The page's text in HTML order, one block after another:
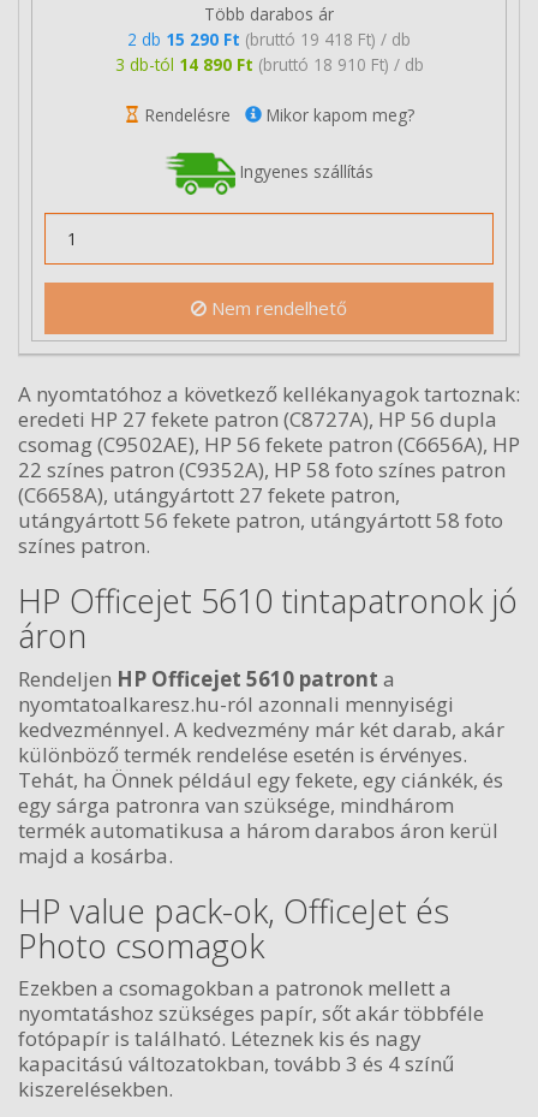
Több darabos ár
2 db 15 290 Ft (bruttó 19 418 Ft) / db
3 db-tól 14 890 Ft (bruttó 18 910 Ft) / db
Rendelésre Mikor kapom meg?
Ingyenes szállítás
Nem rendelhető
A nyomtatóhoz a következő kellékanyagok tartoznak:
eredeti HP 27 fekete patron (C8727A), HP 56 dupla
csomag (C9502AE), HP 56 fekete patron (C6656A), HP
22 színes patron (C9352A), HP 58 foto színes patron
(C6658A), utángyártott 27 fekete patron,
utángyártott 56 fekete patron, utángyártott 58 foto
színes patron.
HP Officejet 5610 tintapatronok jó
áron
Rendeljen HP Officejet 5610 patront a
nyomtatoalkaresz.hu-ról azonnali mennyiségi
kedvezménnyel. A kedvezmény már két darab, akár
különböző termék rendelése esetén is érvényes.
Tehát, ha Önnek például egy fekete, egy ciánkék, és
egy sárga patronra van szüksége, mindhárom
termék automatikusa a három darabos áron kerül
majd a kosárba.
HP value pack-ok, OfficeJet és
Photo csomagok
Ezekben a csomagokban a patronok mellett a
nyomtatáshoz szükséges papír, sőt akár többféle
fotópapír is található. Léteznek kis és nagy
kapacitású változatokban, tovább 3 és 4 színű
kiszerelésekben.